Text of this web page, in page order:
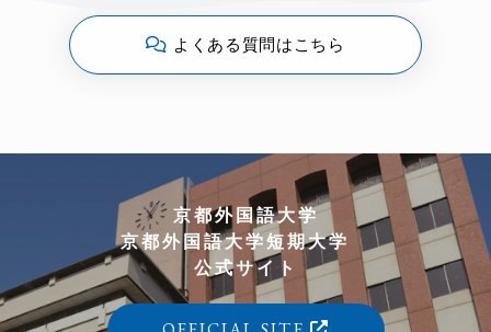
よくある質問はこちら
京都外国語大学
京都外国語大学短期大学
公式サイト